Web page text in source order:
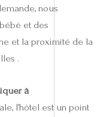
nous
et des
et la proximité de la
.
à
l’hôtel est un point